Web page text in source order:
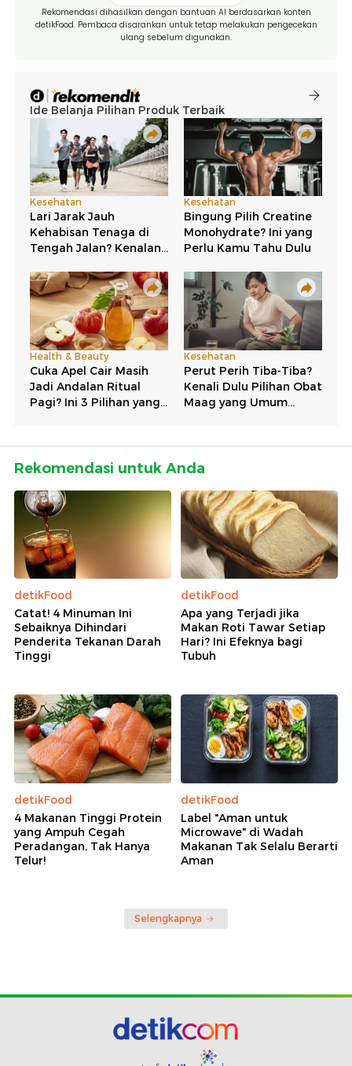
Rekomendasi dihasilkan dengan bantuan AI berdasarkan konten
detikFood. Pembaca disarankan untuk tetap melakukan pengecekan
ulang sebelum digunakan.
Rekomendasi untuk Anda
detikFood
Catat! 4 Minuman Ini
Sebaiknya Dihindari
Penderita Tekanan Darah
Tinggi
detikFood
Apa yang Terjadi jika
Makan Roti Tawar Setiap
Hari? Ini Efeknya bagi
Tubuh
detikFood
4 Makanan Tinggi Protein
yang Ampuh Cegah
Peradangan, Tak Hanya
Telur!
detikFood
Label "Aman untuk
Microwave" di Wadah
Makanan Tak Selalu Berarti
Aman
Selengkapnya